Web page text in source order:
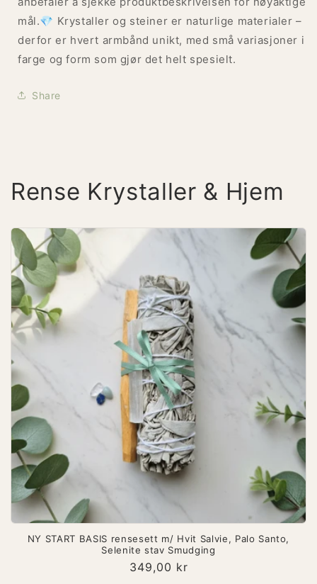
mål.💎 Krystaller og steiner er naturlige materialer –
derfor er hvert armbånd unikt, med små variasjoner i
farge og form som gjør det helt spesielt.
Share
Rense Krystaller & Hjem
NY START BASIS rensesett m/ Hvit Salvie, Palo Santo,
Selenite stav Smudging
Vanlig
349,00 kr